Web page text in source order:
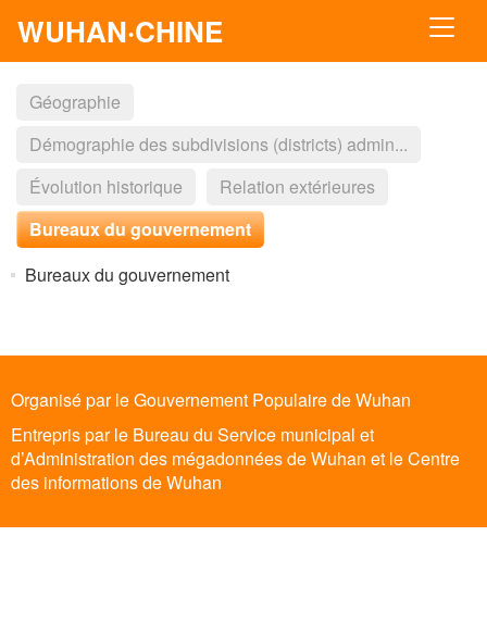
WUHAN·CHINE
Géographie
Démographie des subdivisions (districts) admin...
Évolution historique
Relation extérieures
Bureaux du gouvernement
Bureaux du gouvernement
Organisé par le Gouvernement Populaire de Wuhan
Entrepris par le Bureau du Service municipal et
d’Administration des mégadonnées de Wuhan et le Centre
des informations de Wuhan